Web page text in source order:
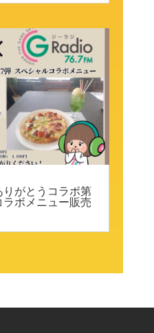
りがとうコラボ第
ボメニュー販売